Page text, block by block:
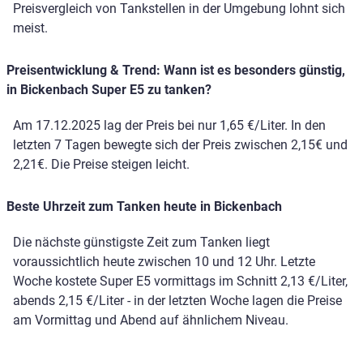
Preisvergleich von Tankstellen in der Umgebung lohnt sich
meist.
Preisentwicklung & Trend: Wann ist es besonders günstig,
in Bickenbach Super E5 zu tanken?
Am 17.12.2025 lag der Preis bei nur 1,65 €/Liter. In den
letzten 7 Tagen bewegte sich der Preis zwischen 2,15€ und
2,21€. Die Preise steigen leicht.
Beste Uhrzeit zum Tanken heute in Bickenbach
Die nächste günstigste Zeit zum Tanken liegt
voraussichtlich heute zwischen 10 und 12 Uhr. Letzte
Woche kostete Super E5 vormittags im Schnitt 2,13 €/Liter,
abends 2,15 €/Liter - in der letzten Woche lagen die Preise
am Vormittag und Abend auf ähnlichem Niveau.